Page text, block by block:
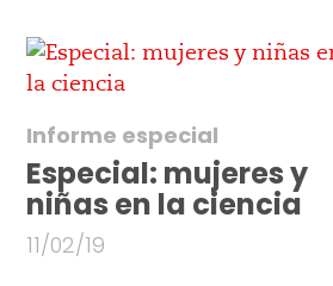
Informe especial
Especial: mujeres y
niñas en la ciencia
11/02/19